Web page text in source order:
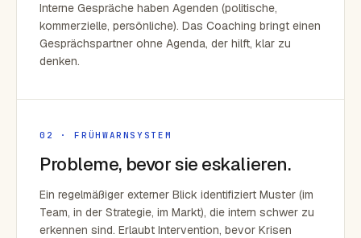
Interne Gespräche haben Agenden (politische,
kommerzielle, persönliche). Das Coaching bringt einen
Gesprächspartner ohne Agenda, der hilft, klar zu
denken.
02 · FRÜHWARNSYSTEM
Probleme, bevor sie eskalieren.
Ein regelmäßiger externer Blick identifiziert Muster (im
Team, in der Strategie, im Markt), die intern schwer zu
erkennen sind. Erlaubt Intervention, bevor Krisen